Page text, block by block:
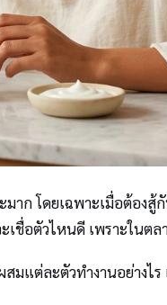
าก โดยเฉพาะเมื่อต้อง
ชื่อตัวไหนดี เพราะในตล
มแต่ละตัวทำงานอย่าง